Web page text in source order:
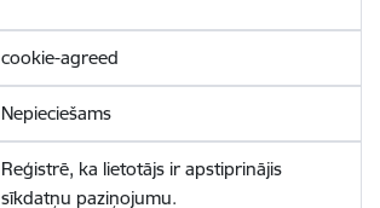
cookie-agreed
Nepieciešams
Reģistrē, ka lietotājs ir apstiprinājis
sīkdatņu paziņojumu.